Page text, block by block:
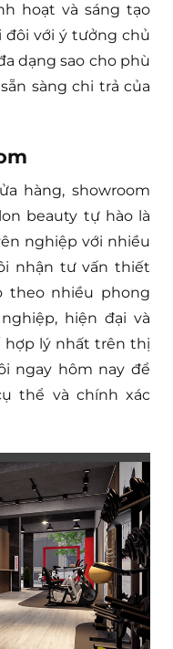
hoạt và sáng tạo
với ý tưởng chủ
dạng sao cho phù
sàng chi trả của
hàng, showroom
beauty tự hào là
nghiệp với nhiều
nhận tư vấn thiết
theo nhiều phong
hiện đại và
hợp lý nhất trên thị
ngay hôm nay để
thể và chính xác